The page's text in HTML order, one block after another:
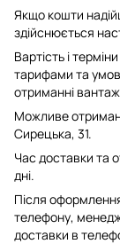
Якщо кошти
здійснюється
Вартість і
тарифами та
отриманні
Можливе
Сирецька, 31.
Час доставки та
дні.
Після
телефону,
доставки в